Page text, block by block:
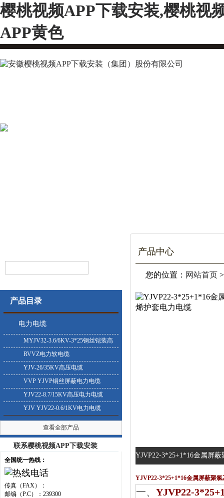
樱桃视频APP下载安装,樱桃视
APP黄色
产品目录
电力电缆
MYJV32-3.6/6KV-3*25钢丝铠装高
压电缆
RVVZ电力软电缆
YJV-26/35KV高压电缆
VVP YJVP铜丝屏蔽电力电缆
YJV22-8.7/15KV高压电力电缆
YJV YJV22-0.6/1KV电力电缆
查看全部产品
联系樱桃视频APP下载安装
全国统一热线：
传真（FAX）：
邮编（P.C）：239300
产品中心
您的位置： 网站首页
YJVP22-3*25+1*16金属屏蔽
YJVP22-3*25+1*16金属屏蔽聚氯
一、 YJVP22-